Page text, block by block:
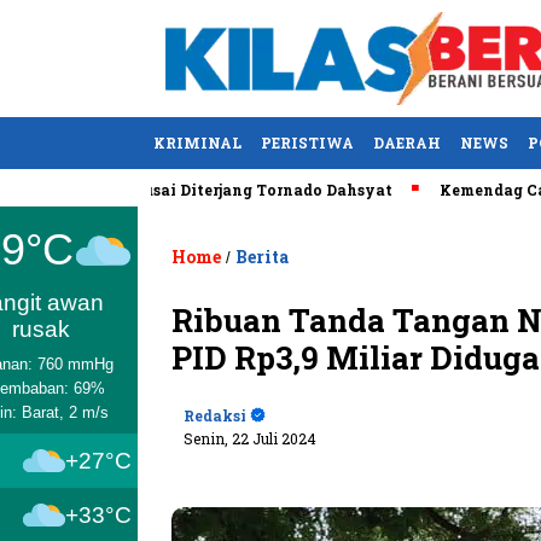
KRIMINAL PERISTIWA DAERAH NEWS
Tewas usai Diterjang Tornado Dahsyat Kemendag Cabut
awan
rusak
760 mmHg
69%
Barat, 2 m/s
+27°C
+33°C
Home / Berita
Ribuan Tanda Tangan
PID Rp3,9 Miliar
Redaksi
Senin, 22 Juli 2024